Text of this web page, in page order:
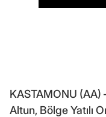
KASTAMONU
Altun, Bölge Yatılı